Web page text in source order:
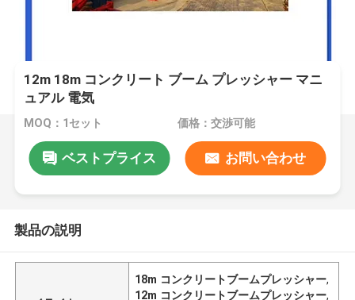
12m 18m コンクリート ブーム プレッシャー マニ
ュアル 電気
MOQ：1セット 価格：交渉可能
ベストプライス お問い合わせ
製品の説明
18m コンクリートブームプレッシャー,
12m コンクリートブームプレッシャー,